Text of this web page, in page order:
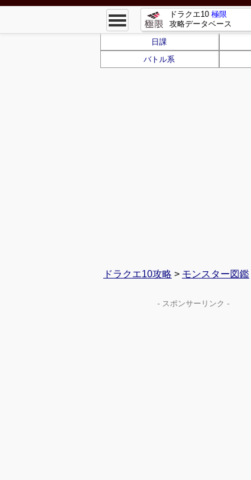
ドラクエ10 極限
攻略データベース
日課
バトル系
ドラクエ10攻略 > モンスター図鑑
- スポンサーリンク -